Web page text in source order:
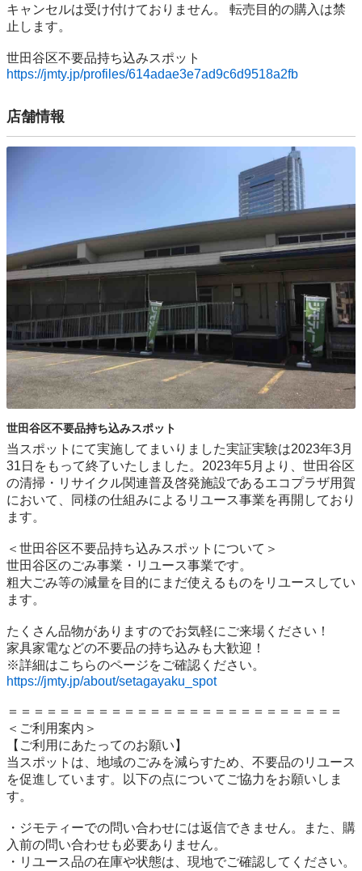
キャンセルは受け付けておりません。 転売⽬的の購⼊は禁
⽌します。
https://jmty.jp/profiles/614adae3e7ad9c6d9518a2fb
店舗情報
世田谷区不要品持ち込みスポット
当スポットにて実施してまいりました実証実験は2023年3月
31日をもって終了いたしました。2023年5月より、世田谷区
の清掃・リサイクル関連普及啓発施設であるエコプラザ用賀
において、同様の仕組みによるリユース事業を再開しており
ます。
＜世田谷区不要品持ち込みスポットについて＞
世⽥⾕区のごみ事業・リユース事業です。
粗⼤ごみ等の減量を⽬的にまだ使えるものをリユースしてい
ます。
たくさん品物がありますのでお気軽にご来場ください！
家具家電などの不要品の持ち込みも大歓迎！
https://jmty.jp/about/setagayaku_spot
＝＝＝＝＝＝＝＝＝＝＝＝＝＝＝＝＝＝＝＝＝＝＝＝＝＝
＜ご利用案内＞
【ご利用にあたってのお願い】
当スポットは、地域のごみを減らすため、不要品のリユース
を促進しています。以下の点についてご協力をお願いしま
す。
・ジモティーでの問い合わせには返信できません。また、購
入前の問い合わせも必要ありません。
・リユース品の在庫や状態は、現地でご確認してください。